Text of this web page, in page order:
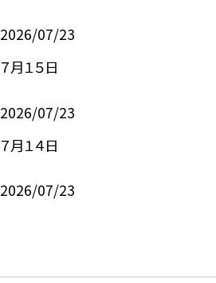
2026/07/23
７月１５日
2026/07/23
７月１４日
2026/07/23